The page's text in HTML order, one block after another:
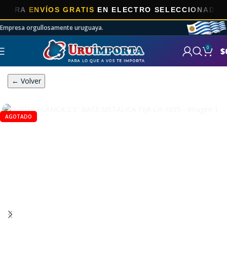
ENVÍOS GRATISEN ELECTRO SELECCIONADOS!
Empresa orgullosamente uruguaya.
0 $
← Volver
AGOTADO